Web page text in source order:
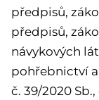
předpisů,
předpisů,
návykových
pohřebnictví
č. 39/2020